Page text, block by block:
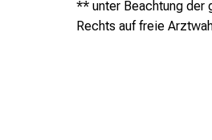
** unter Beachtung der
Rechts auf freie